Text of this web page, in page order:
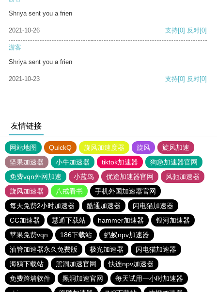
Shriya sent you a frien
2021-10-26 支持[0] 反对[0]
游客
Shriya sent you a frien
2021-10-23 支持[0] 反对[0]
友情链接
网站地图 QuickQ 旋风加速度器 旋风
旋风加速
坚果加速器
小牛加速器 tiktok加速器
狗急加速器官网
免费vqn外网加速
小蓝鸟 优途加速器官网
风驰加速器
旋风加速器
八戒看书
手机外国加速器官网
每天免费2小时加速器
酷通加速器
闪电猫加速器
CC加速器
慧通下载站 hammer加速器
银河加速器
苹果免费vqn
186下载站
蚂蚁npv加速器
油管加速器永久免费版
极光加速器
闪电猫加速器
海鸥下载站
黑洞加速官网
快连npv加速器
免费跨墙软件
黑洞加速官网
每天试用一小时加速器